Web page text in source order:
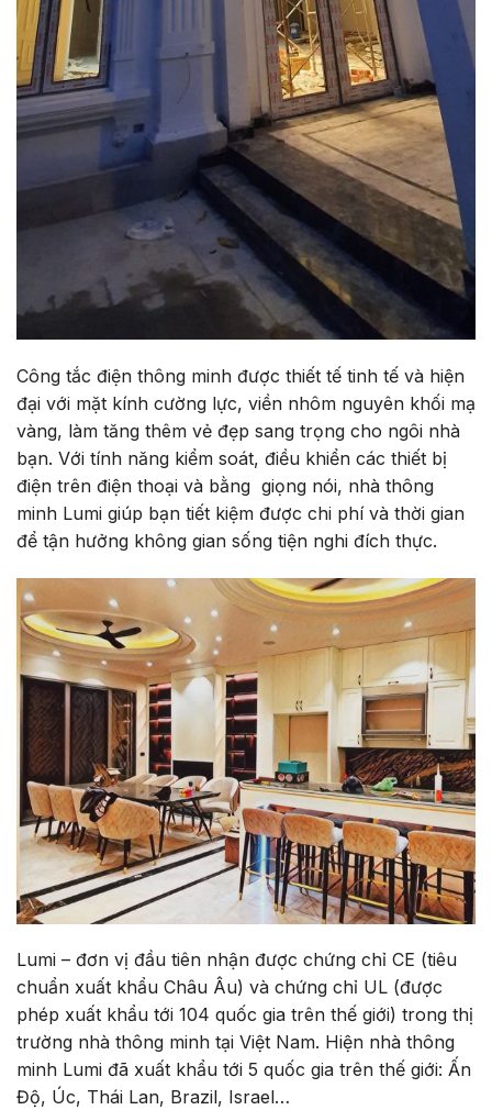
Công tắc điện thông minh được thiết tế tinh tế và hiện
đại với mặt kính cường lực, viền nhôm nguyên khối mạ
vàng, làm tăng thêm vẻ đẹp sang trọng cho ngôi nhà
bạn. Với tính năng kiểm soát, điều khiển các thiết bị
điện trên điện thoại và bằng giọng nói, nhà thông
minh Lumi giúp bạn tiết kiệm được chi phí và thời gian
để tận hưởng không gian sống tiện nghi đích thực.
Lumi – đơn vị đầu tiên nhận được chứng chỉ CE (tiêu
chuẩn xuất khẩu Châu Âu) và chứng chỉ UL (được
phép xuất khẩu tới 104 quốc gia trên thế giới) trong thị
trường nhà thông minh tại Việt Nam. Hiện nhà thông
minh Lumi đã xuất khẩu tới 5 quốc gia trên thế giới: Ấn
Độ, Úc, Thái Lan, Brazil, Israel…